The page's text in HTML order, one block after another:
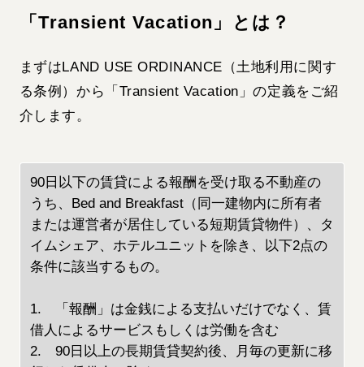
「Transient Vacation」とは？
まずはLAND USE ORDINANCE（土地利用に関す
る条例）から「Transient Vacation」の定義をご紹
介します。
90日以下の賃貸による報酬を受け取る不動産の
うち、Bed and Breakfast（同一建物内に所有者
または運営者が居住している短期賃貸物件）、タ
イムシェア、ホテルユニットを除き、以下2点の
条件に該当するもの。
1. 「報酬」は金銭による支払いだけでなく、賃
借人によるサービスもしくは労働を含む
2. 90日以上の長期賃貸契約後、月毎の更新に移